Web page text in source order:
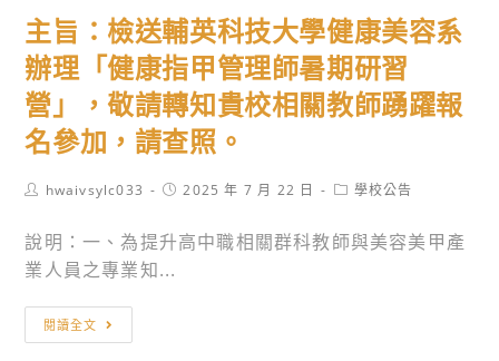
請
同
學
踴
躍
報
考。
承
辦
勞
動
部
勞
動
展
署
培
部
勞
動
及
職
安
衛
生
研
究
主旨：檢送輔英科技大學健康美容系
辦理「健康指甲管理師暑期研習
營」，敬請轉知貴校相關教師踴躍報
名參加，請查照。
Posthwaivsylc033
Post2025 年 7 月 22 日
Post學校公告
說明：一、為提升高中職相關群科教師與美容美甲產
業人員之專業知...
閱讀全文
旨：